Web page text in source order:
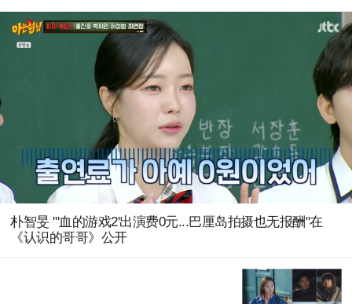
朴智旻 "'血的游戏2'出演费0元...巴厘岛拍摄也无报酬"在
《认识的哥哥》公开